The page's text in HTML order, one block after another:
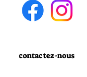
contactez-nous